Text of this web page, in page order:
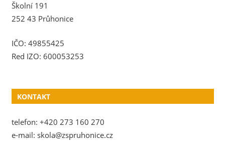
Školní 191
252 43 Průhonice
IČO: 49855425
Red IZO: 600053253
KONTAKT
telefon: +420 273 160 270
e-mail: skola@zspruhonice.cz